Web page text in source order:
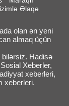
Əlaqə
olan ən yeni
almaq üçün
Hadisə
Xeberler,
xeberleri,
xeberleri.